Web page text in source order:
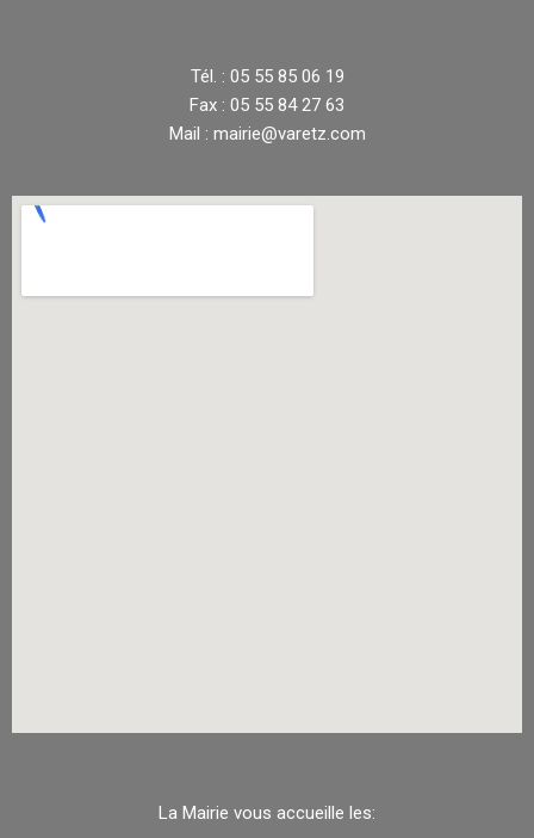
Tél. : 05 55 85 06 19
Fax : 05 55 84 27 63
Mail : mairie@varetz.com
La Mairie vous accueille les: